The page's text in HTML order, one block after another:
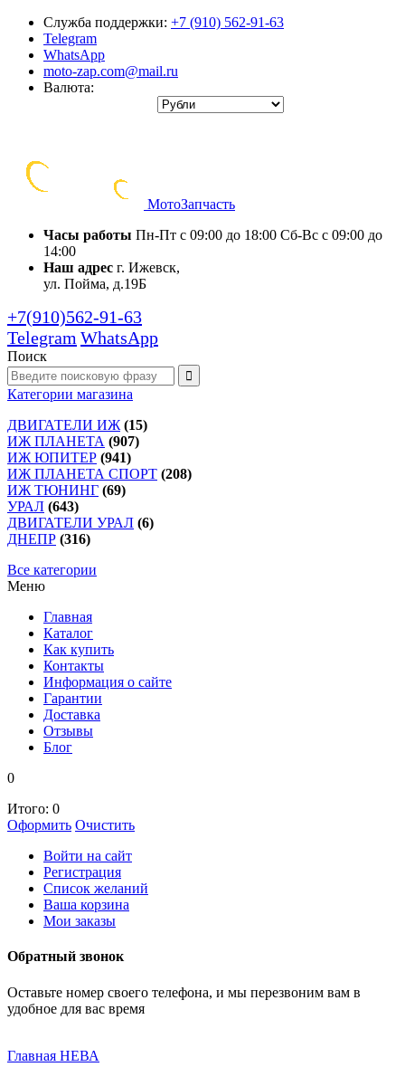
Служба поддержки: +7 (910) 562-91-63
Telegram
WhatsApp
moto-zap.com@mail.ru
Валюта:
МотоЗапчасть
Часы работы Пн-Пт с 09:00 до 18:00 Сб-Вс с 09:00 до
14:00
Наш адрес г. Ижевск,
ул. Пойма, д.19Б
+7(910)562-91-63
Telegram WhatsApp
Поиск
Категории магазина
ДВИГАТЕЛИ ИЖ (15)
ИЖ ПЛАНЕТА (907)
ИЖ ЮПИТЕР (941)
ИЖ ПЛАНЕТА СПОРТ (208)
ИЖ ТЮНИНГ (69)
УРАЛ (643)
ДВИГАТЕЛИ УРАЛ (6)
ДНЕПР (316)
Все категории
Меню
Главная
Каталог
Как купить
Контакты
Информация о сайте
Гарантии
Доставка
Отзывы
Блог
0
Итого: 0
Оформить Очистить
Войти на сайт
Регистрация
Список желаний
Ваша корзина
Мои заказы
Обратный звонок
Оставьте номер своего телефона, и мы перезвоним вам в
удобное для вас время
Главная НЕВА